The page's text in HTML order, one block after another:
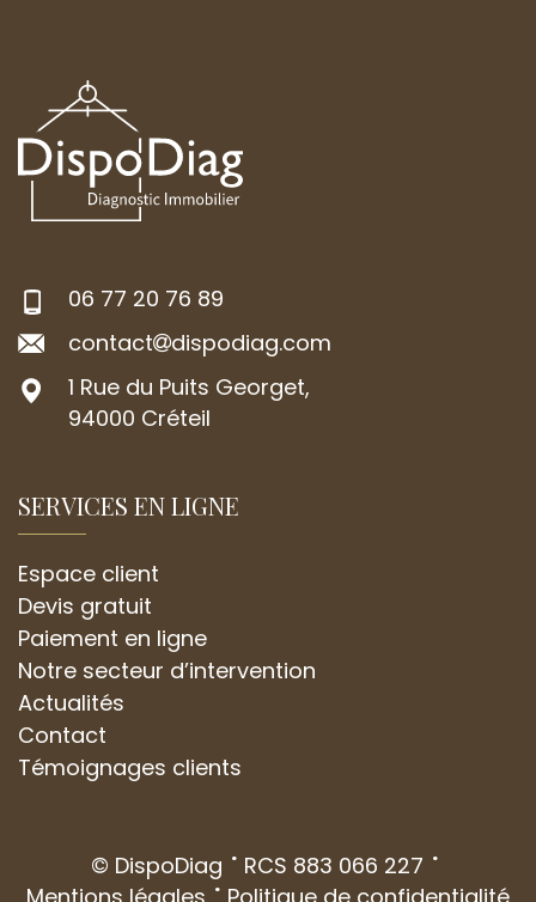
06 77 20 76 89
contact
dispodiag.com
1 Rue du Puits Georget,
94000 Créteil
SERVICES EN LIGNE
Espace client
Devis gratuit
Paiement en ligne
Notre secteur d’intervention
Actualités
Contact
Témoignages clients
© DispoDiag
RCS 883 066 227